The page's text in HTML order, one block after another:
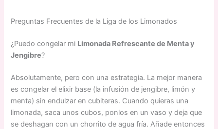
Preguntas Frecuentes de la Liga de los Limonados
¿Puedo congelar mi Limonada Refrescante de Menta y
Jengibre?
Absolutamente, pero con una estrategia. La mejor manera
es congelar el elixir base (la infusión de jengibre, limón y
menta) sin endulzar en cubiteras. Cuando quieras una
limonada, saca unos cubos, ponlos en un vaso y deja que
se deshagan con un chorrito de agua fría. Añade entonces